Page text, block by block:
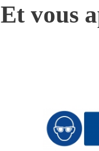
Et vous